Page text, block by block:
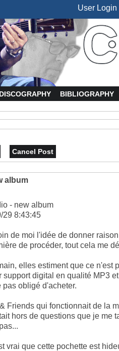
User Login
DISCOGRAPHY BIBLIOGRAPHY
album
- new album
29 8:43:45
de moi l'idée de donner
de procéder, tout cela me
elles estiment que ce
support digital en qualité MP3
obligé d'acheter.
Friends qui fonctionnait de la
hors de questions que je me
vrai que cette pochette est